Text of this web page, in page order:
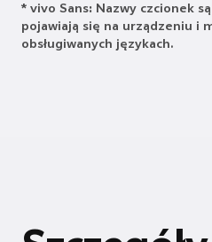
* vivo Sans: Nazwy czcionek
pojawiają się na urządzeniu i
obsługiwanych językach.